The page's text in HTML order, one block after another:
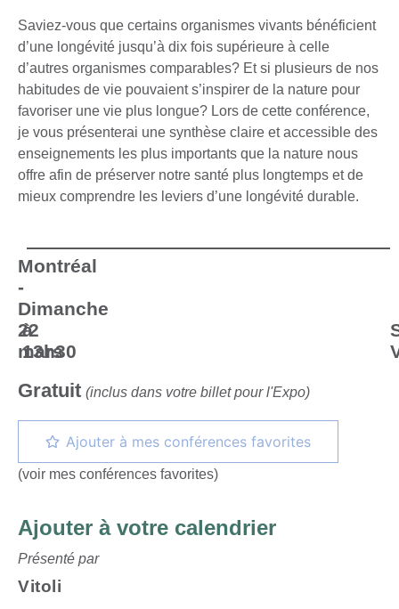
Saviez-vous que certains organismes vivants bénéficient
d’une longévité jusqu’à dix fois supérieure à celle
d’autres organismes comparables? Et si plusieurs de nos
habitudes de vie pouvaient s’inspirer de la nature pour
favoriser une vie plus longue? Lors de cette conférence,
je vous présenterai une synthèse claire et accessible des
enseignements les plus importants que la nature nous
offre afin de préserver notre santé plus longtemps et de
mieux comprendre les leviers d’une longévité durable.
Montréal
-
Dimanche
22
mars
à
13h30
Gratuit (inclus dans votre billet pour l'Expo)
Ajouter à mes conférences favorites
(voir mes conférences favorites)
Ajouter à votre calendrier
Présenté par
Vitoli